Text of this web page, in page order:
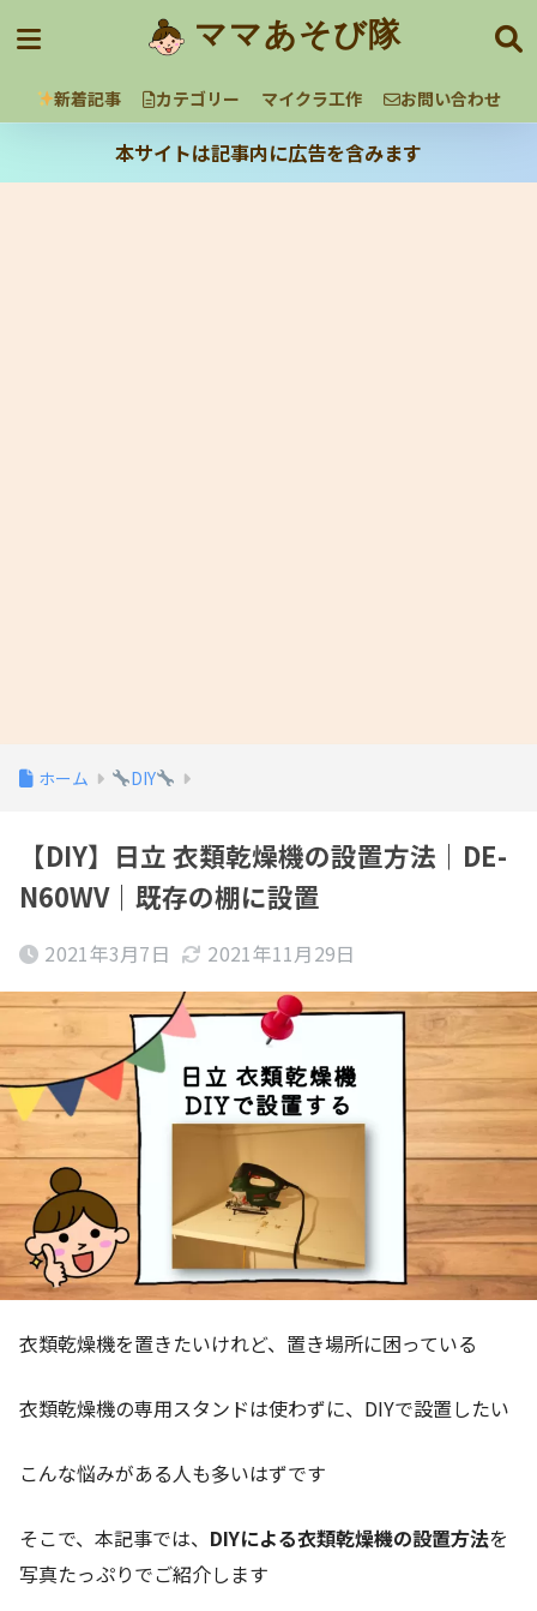
ママあそび隊
新着記事 カテゴリー マイクラ工作 お問い合わせ
本サイトは記事内に広告を含みます
ホーム DIY
【DIY】日立 衣類乾燥機の設置方法｜DE-
N60WV｜既存の棚に設置
2021年3月7日 2021年11月29日
衣類乾燥機を置きたいけれど、置き場所に困っている
衣類乾燥機の専用スタンドは使わずに、DIYで設置したい
こんな悩みがある人も多いはずです
そこで、本記事では、 DIYによる衣類乾燥機の設置方法を
写真たっぷりでご紹介します